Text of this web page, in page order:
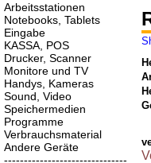
Arbeitsstationen
Notebooks, Tablets
Eingabe
KASSA, POS
Drucker, Scanner
Monitore und TV
Handys, Kameras
Sound, Video
Speichermedien
Programme
Verbrauchsmaterial
Andere Geräte
-------------------------------